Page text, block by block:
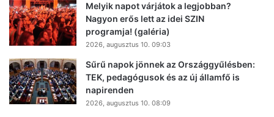
Melyik napot várjátok a legjobban?
Nagyon erős lett az idei SZIN
programja! (galéria)
2026, augusztus 10. 09:03
Sűrű napok jönnek az Országgyűlésben:
TEK, pedagógusok és az új államfő is
napirenden
2026, augusztus 10. 08:09